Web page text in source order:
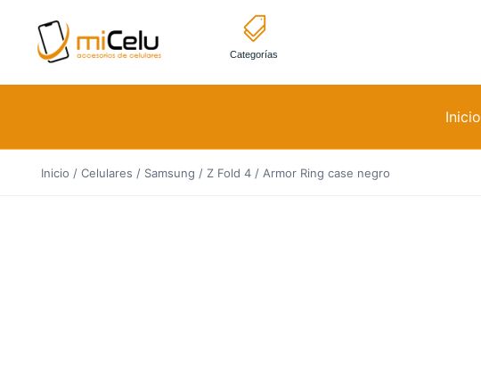
Categorías
Inicio
Inicio / Celulares / Samsung / Z Fold 4 / Armor Ring case negro